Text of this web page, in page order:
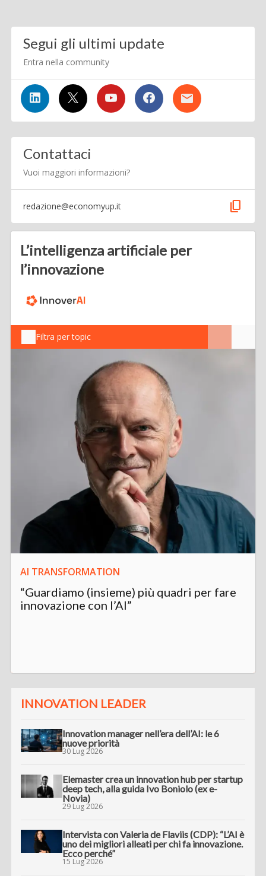
Segui gli ultimi update
Entra nella community
Contattaci
Vuoi maggiori informazioni?
redazione@economyup.it content_copy
L’intelligenza artificiale per
l’innovazione
Filtra per topic
AI TRANSFORMATION
“Guardiamo (insieme) più quadri per fare
innovazione con l’AI”
INNOVATION LEADER
Innovation manager nell’era dell’AI: le 6
nuove priorità
30 Lug 2026
Elemaster crea un innovation hub per startup
deep tech, alla guida Ivo Boniolo (ex e-
Novia)
29 Lug 2026
Intervista con Valeria de Flaviis (CDP): “L’AI è
uno dei migliori alleati per chi fa innovazione.
Ecco perché”
15 Lug 2026